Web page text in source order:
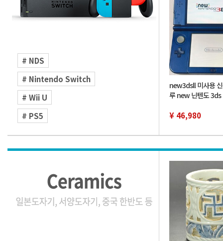
# NDS
# Nintendo Switch
# Wii U
# PS5
new3dsll 미사용
루 new 닌텐도 3ds
¥ 46,980